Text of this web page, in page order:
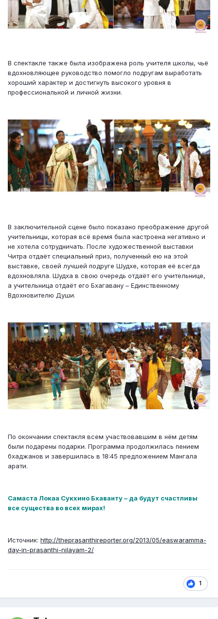
В спектакле также была изображена роль учителя школы, чьё
вдохновляющее руководство помогло подругам выработать
хороший характер и достигнуть высокого уровня в
профессиональной и личной жизни.
В заключительной сцене было показано преображение другой
учительницы, которая всё время была настроена негативно и
не хотела сотрудничать. После художественной выставки
Читра отдаёт специальный приз, полученный ею на этой
выставке, своей лучшей подруге Шудхе, которая её всегда
вдохновляла. Шудха в свою очередь отдаёт его учительнице,
а учительница отдаёт его Бхагавану – Единственному
Вдохновителю Души.
По окончании спектакля всем участвовавшим в нём детям
были подарены подарки. Программа продолжилась пением
бхаджанов и завершилась в 18:45 предложением Мангала
арати.
Самаста Локаа Сукхино Бхаванту – да будут счастливы
все существа во всех мирах!
Источник: http://theprasanthireporter.org/2013/05/easwaramma-
day-in-prasanthi-nilayam-2/
1